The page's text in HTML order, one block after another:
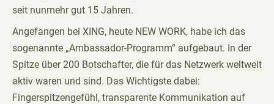
seit nunmehr gut 15 Jahren.
Angefangen bei XING, heute NEW WORK, habe ich das
sogenannte „Ambassador-Programm“ aufgebaut. In der
Spitze über 200 Botschafter, die für das Netzwerk weltweit
aktiv waren und sind. Das Wichtigste dabei:
Fingerspitzengefühl, transparente Kommunikation auf